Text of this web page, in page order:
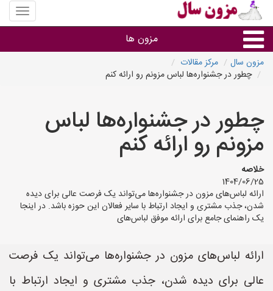
منوی
سایت
سال
مزون ها
گروه ها
استان ها
مزون سال
مرکز مقالات
چطور در جشنواره‌ها لباس مزونم رو ارائه کنم
چطور در جشنواره‌ها لباس
مزونم رو ارائه کنم
خلاصه
1404/06/25
ارائه لباس‌های مزون در جشنواره‌ها می‌تواند یک فرصت عالی برای دیده
شدن، جذب مشتری و ایجاد ارتباط با سایر فعالان این حوزه باشد. در اینجا
یک راهنمای جامع برای ارائه موفق لباس‌های
ارائه لباس‌های مزون در جشنواره‌ها می‌تواند یک فرصت
عالی برای دیده شدن، جذب مشتری و ایجاد ارتباط با